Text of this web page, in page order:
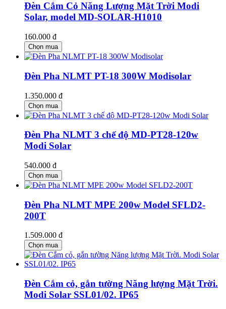
Đèn Cắm Cỏ Năng Lượng Mặt Trời Modi
Solar, model MD-SOLAR-H1010
160.000 đ
Chọn mua
Đèn Pha NLMT PT-18 300W Modisolar
1.350.000 đ
Chọn mua
Đèn Pha NLMT 3 chế độ MD-PT28-120w
Modi Solar
540.000 đ
Chọn mua
Đèn Pha NLMT MPE 200w Model SFLD2-
200T
1.509.000 đ
Chọn mua
Đèn Cắm cỏ, gắn tường Năng lượng Mặt Trời.
Modi Solar SSL01/02. IP65